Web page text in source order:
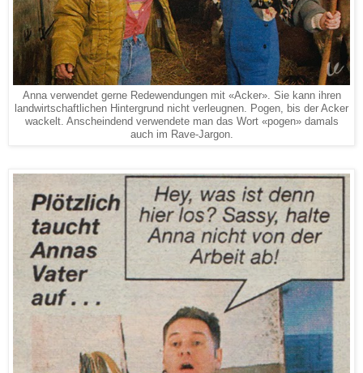
Anna verwendet gerne Redewendungen mit «Acker». Sie kann ihren
landwirtschaftlichen Hintergrund nicht verleugnen. Pogen, bis der Acker
wackelt. Anscheindend verwendete man das Wort «pogen» damals
auch im Rave-Jargon.